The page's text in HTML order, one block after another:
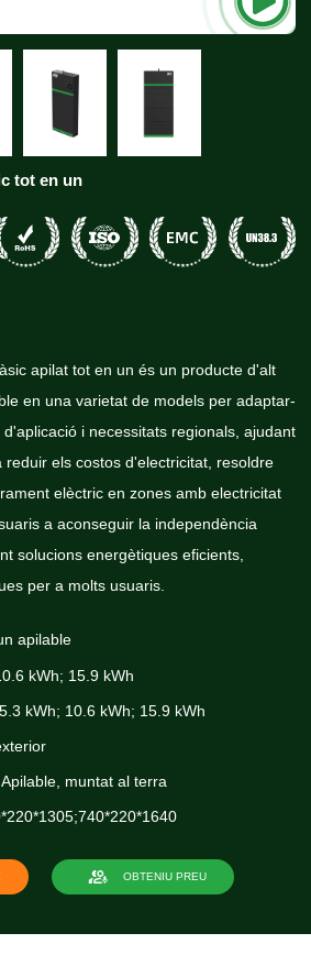
tot en un
apilat tot en un és un producte d'alt
en una varietat de models per adaptar-
i necessitats regionals, ajudant
reduir els costos d'electricitat, resoldre
elèctric en zones amb electricitat
a aconseguir la independència
solucions energètiques eficients,
per a molts usuaris.
apilable
kWh; 15.9 kWh
5.3 kWh; 10.6 kWh; 15.9 kWh
Apilable, muntat al terra
OBTENIU PREU